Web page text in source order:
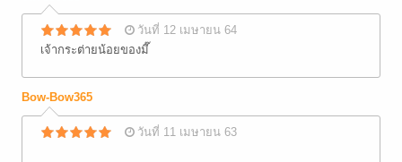
วันที่ 12 เมษายน 64
เจ้ากระต่ายน้อยของมี๊
Bow-Bow365
วันที่ 11 เมษายน 63